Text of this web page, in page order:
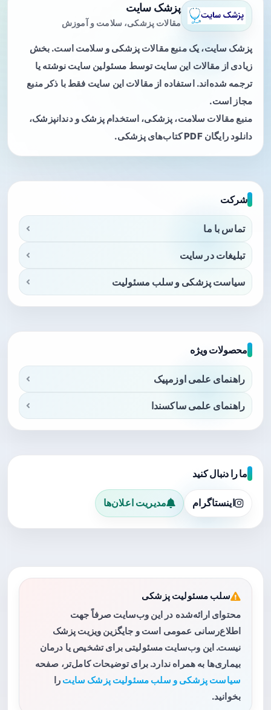
پزشک سایت
مقالات پزشکی، سلامت و آموزش
پزشک سایت، یک منبع مقالات پزشکی و سلامت است. بخش
زیادی از مقالات این سایت توسط مسئولین سایت نوشته یا
ترجمه شده‌اند. استفاده از مقالات این سایت فقط با ذکر منبع
مجاز است.
منبع مقالات سلامت، پزشکی، استخدام پزشک و دندانپزشک،
دانلود رایگان PDF کتاب‌های پزشکی.
شرکت
تماس با ما
تبلیغات در سایت
سیاست پزشکی و سلب مسئولیت
محصولات ویژه
راهنمای علمی اوزمپیک
راهنمای علمی ساکسندا
ما را دنبال کنید
اینستاگرام مدیریت اعلان‌ها
سلب مسئولیت پزشکی
محتوای ارائه‌شده در این وب‌سایت صرفاً جهت
اطلاع‌رسانی عمومی است و جایگزین ویزیت پزشک
نیست. این وب‌سایت مسئولیتی برای تشخیص یا درمان
بیماری‌ها به همراه ندارد. برای توضیحات کامل‌تر، صفحه
سیاست پزشکی و سلب مسئولیت پزشک سایت را
بخوانید.